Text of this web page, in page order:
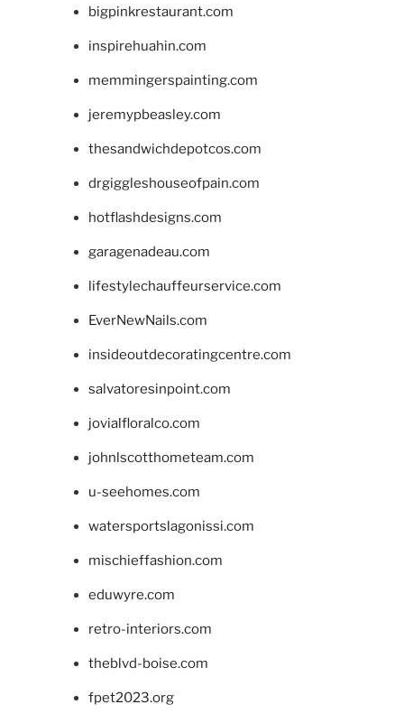
bigpinkrestaurant.com
inspirehuahin.com
memmingerspainting.com
jeremypbeasley.com
thesandwichdepotcos.com
drgiggleshouseofpain.com
hotflashdesigns.com
garagenadeau.com
lifestylechauffeurservice.com
EverNewNails.com
insideoutdecoratingcentre.com
salvatoresinpoint.com
jovialfloralco.com
johnlscotthometeam.com
u-seehomes.com
watersportslagonissi.com
mischieffashion.com
eduwyre.com
retro-interiors.com
theblvd-boise.com
fpet2023.org